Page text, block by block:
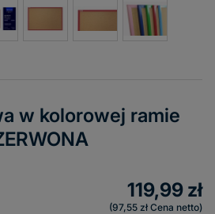
w kolorowej ramie
119,99 zł
97,55 zł Cena netto